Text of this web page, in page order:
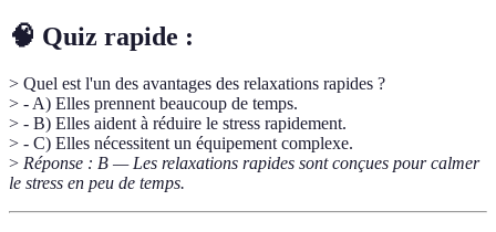
🧠 Quiz rapide :
> Quel est l'un des avantages des relaxations rapides ?
> - A) Elles prennent beaucoup de temps.
> - B) Elles aident à réduire le stress rapidement.
> - C) Elles nécessitent un équipement complexe.
> Réponse : B — Les relaxations rapides sont conçues pour calmer
le stress en peu de temps.